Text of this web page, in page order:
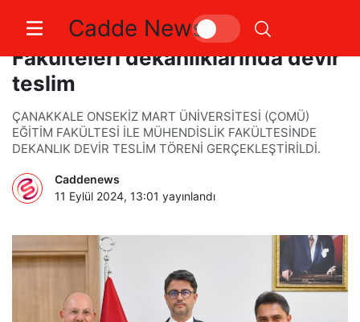
Cadde News
ÇOMü Eğitim ile Mühendislik
Fakülteleri dekanlıklarında devir
teslim
ÇANAKKALE ONSEKİZ MART ÜNİVERSİTESİ (ÇOMÜ)
EĞİTİM FAKÜLTESİ İLE MÜHENDİSLİK FAKÜLTESİNDE
DEKANLIK DEVİR TESLİM TÖRENİ GERÇEKLEŞTİRİLDİ.
Caddenews
11 Eylül 2024, 13:01 yayınlandı